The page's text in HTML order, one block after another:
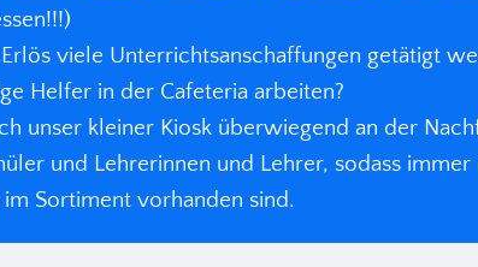
viele Unterrichtsanschaffungen getätigt
Helfer in der Cafeteria arbeiten?
unser kleiner Kiosk überwiegend an der
und Lehrerinnen und Lehrer, sodass immer
im Sortiment vorhanden sind.